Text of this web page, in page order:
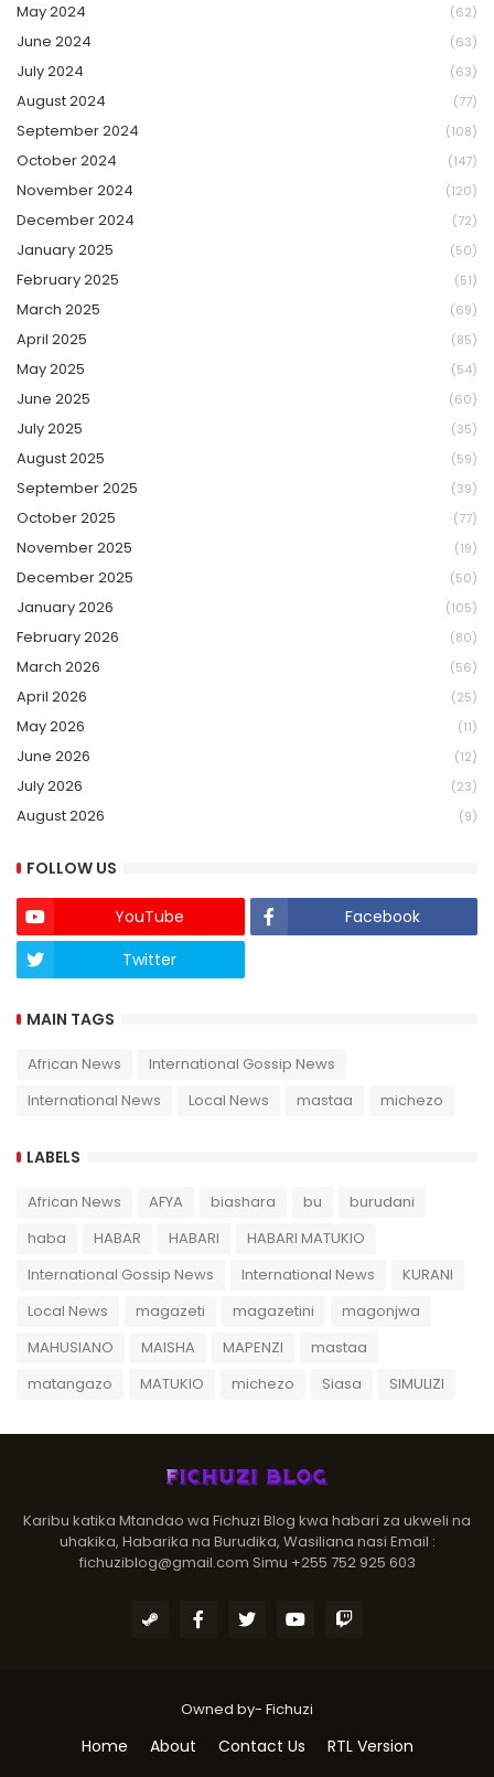
May 2024 (62)
June 2024 (63)
July 2024 (63)
August 2024 (77)
September 2024 (108)
October 2024 (147)
November 2024 (120)
December 2024 (72)
January 2025 (50)
February 2025 (51)
March 2025 (69)
April 2025 (85)
May 2025 (54)
June 2025 (60)
July 2025 (35)
August 2025 (59)
September 2025 (39)
October 2025 (77)
November 2025 (19)
December 2025 (50)
January 2026 (105)
February 2026 (80)
March 2026 (56)
April 2026 (25)
May 2026 (11)
June 2026 (12)
July 2026 (23)
August 2026 (9)
FOLLOW US
YouTube
Facebook
Twitter
MAIN TAGS
African News
International Gossip News
International News
Local News mastaa michezo
LABELS
African News AFYA biashara bu
burudani
haba
HABAR HABARI
HABARI MATUKIO
International Gossip News
International News
KURANI
Local News
magazeti magazetini
magonjwa
MAHUSIANO
MAISHA MAPENZI
mastaa
matangazo
MATUKIO michezo Siasa SIMULIZI
Karibu katika Mtandao wa Fichuzi Blog kwa habari za ukweli na
uhakika, Habarika na Burudika, Wasiliana nasi Email :
fichuziblog@gmail.com Simu +255 752 925 603
Owned by- Fichuzi
Home About Contact Us RTL Version